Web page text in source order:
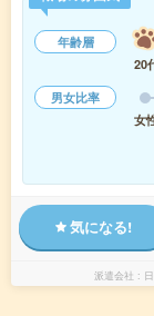
年齢層
20
男女比率
女
気になる!
派遣会社